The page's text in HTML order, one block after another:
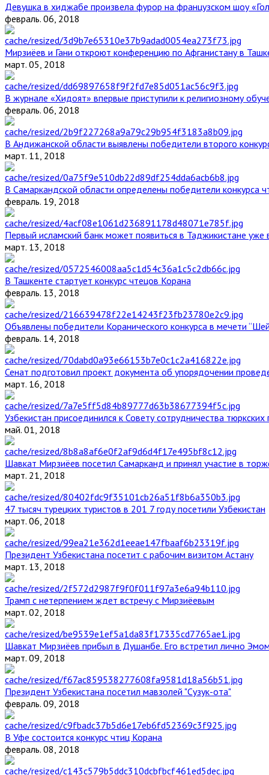
Девушка в хиджабе произвела фурор на французском шоу
февраль. 06, 2018
Мирзиёев и Гани откроют конференцию по Афганистану в
март. 05, 2018
В журнале «Хидоят» впервые приступили к религиозному
февраль. 06, 2018
В Андижанской области выявлены победители второго
март. 11, 2018
В Самаркандской области определены победители конкурса
февраль. 19, 2018
Первый исламский банк может появиться в Таджикистане уже
март. 13, 2018
В Ташкенте стартует конкурс чтецов Корана
февраль. 13, 2018
Объявлены победители Коранического конкурса в мечети
февраль. 14, 2018
Сенат подготовил проект документа об упорядочении
март. 16, 2018
Узбекистан присоединился к Совету сотрудничества тюркских
май. 01, 2018
Шавкат Мирзиёев посетил Самарканд и принял участие в
март. 21, 2018
47 тысяч турецких туристов в 201 7 году посетили Узбекистан
март. 06, 2018
Президент Узбекистана посетит с рабочим визитом Астану
март. 13, 2018
Трамп с нетерпением ждет встречу с Мирзиёевым
март. 02, 2018
Шавкат Мирзиёев прибыл в Душанбе. Его встретил лично
март. 09, 2018
Президент Узбекистана посетил мавзолей "Сузук-ота"
февраль. 09, 2018
В Уфе состоится конкурс чтиц Корана
февраль. 08, 2018